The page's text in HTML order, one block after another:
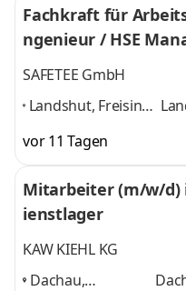
Fachkraft für
ngenieur / HSE
SAFETEE GmbH
Landshut, Freising,
Erding, Garching
bei München,
Augsburg,
München,
vor 11 Tagen
Mitarbeiter (m/w/d)
ienstlager
KAW KIEHL KG
Dachau,